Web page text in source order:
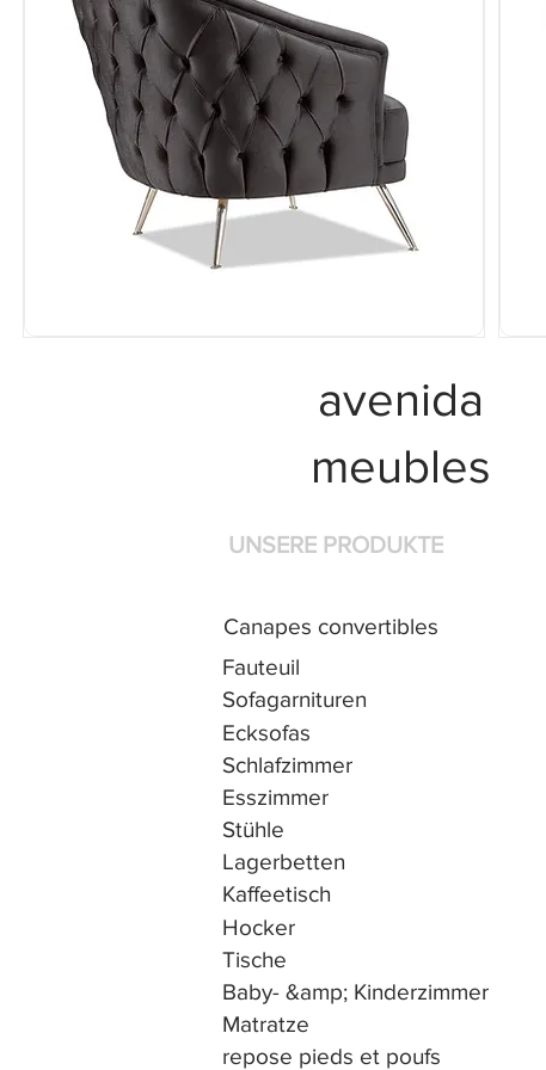
avenida
meubles
UNSERE PRODUKTE
Canapes convertibles
Fauteuil
Sofagarnituren
Ecksofas
Schlafzimmer
Esszimmer
Stühle
Lagerbetten
Kaffeetisch
Hocker
Tische
Baby- &amp; Kinderzimmer
Matratze
repose pieds et poufs